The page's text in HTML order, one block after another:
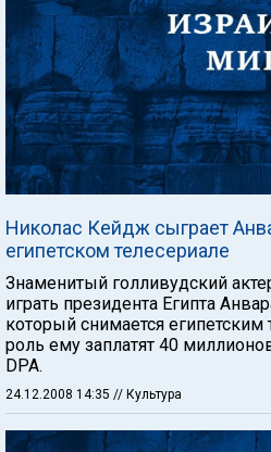
Николас Кейдж сыграет
египетском телесериале
Знаменитый голливудский
играть президента Египта
который снимается египетским
роль ему заплатят 40
DPA.
24.12.2008 14:35 // Культура